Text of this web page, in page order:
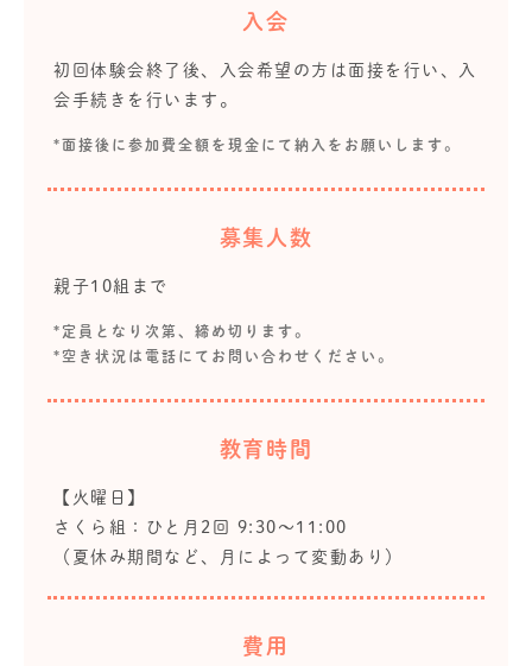
入会
初回体験会終了後、入会希望の方は面接を行い、入
会手続きを行います。
*面接後に参加費全額を現金にて納入をお願いします。
募集人数
親子10組まで
*定員となり次第、締め切ります。
*空き状況は電話にてお問い合わせください。
教育時間
【火曜日】
さくら組：ひと月2回 9:30～11:00
（夏休み期間など、月によって変動あり）
費用